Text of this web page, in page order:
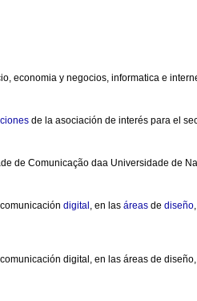
economia y negocios, informatica e
de la asociación de interés para el
de Comunicação daa Universidade de
comunicación digital , en las áreas de diseño,
digital, en las áreas de